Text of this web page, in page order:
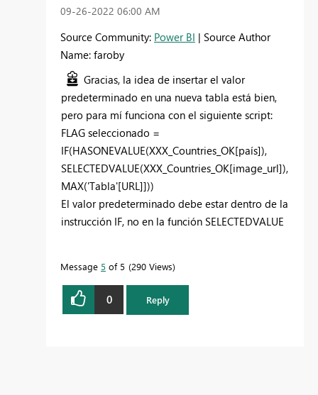
‎09-26-2022 06:00 AM
Source Community: Power BI | Source Author
Name: faroby
Gracias, la idea de insertar el valor
predeterminado en una nueva tabla está bien,
pero para mí funciona con el siguiente script:
FLAG seleccionado =
IF(HASONEVALUE(XXX_Countries_OK[país]),
SELECTEDVALUE(XXX_Countries_OK[image_url]),
MAX('Tabla'[URL]]))
El valor predeterminado debe estar dentro de la
instrucción IF, no en la función SELECTEDVALUE
Message 5 of 5 290 Views
0 Reply